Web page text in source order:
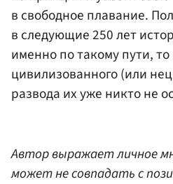
в свободное плавание.
в следующие 250 лет
именно по такому пути,
цивилизованного (или
развода их уже никто не
Автор выражает личное
может не совпадать с